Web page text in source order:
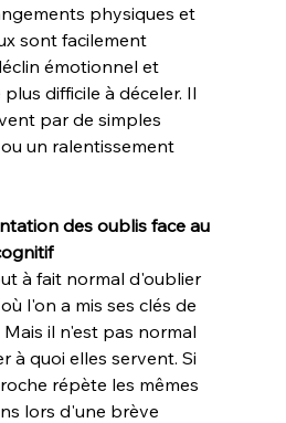
physiques et
sont facilement
émotionnel et
difficile à déceler. Il
par de simples
un ralentissement
des oublis face au
à fait normal d'oublier
l'on a mis ses clés de
il n'est pas normal
à quoi elles servent. Si
répète les mêmes
lors d'une brève